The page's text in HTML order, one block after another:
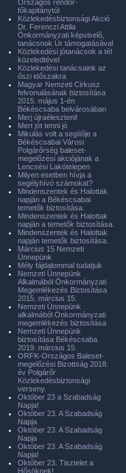
Országos rendőr-
főkapitánytól
Közlekedésbiztonsági Akció
Dr. Ferenczi Attila
Önkormányzati képviselő,
tanácsnok Úr támogatásával
Közlekedési jótanácsok a tél
közeledtével
Közlekedési tanácsaink az
őszi időszakra
Magyar Nemzeti Cirkusz
felvonulásának biztosítása
2015. május 1-én
Békéscsaba belvárosában
Merj újraéleszteni!
Mert jót tenni jó
Mikulás volt a segítője a
Békéscsabai Városi
Polgárőrség baleset-
megelőzési akciójának a
Lencsési Lakótelepen
Milyen esetben hívja a
segélyhívó számokat?
Mindenszentek és Halottak
napján a Békéscsabai
temetők biztosítása.
Mindenszentek és Halottak
napján a temetők biztosítása.
Mindenszentek és Halottak
napján temetők biztosítása.
Március 15 Nemzeti
Ünnepünk
Mély fájdalommal tudatjuk
Nemzeti Ünnepünk
Alkalmából Önkormányzati
Megemlékezés Biztosítása
2015. március 15.
Nemzeti Ünnepünk
alkalmából Önkormányzati
megemlékezés biztosítása
Nemzeti Ünnepünk
biztosítása Békéscsaba
2019. március 15.
ORFK-Országos Baleset-
megelőzési Bizottság 2018.
év Polgárőr
Közlekedésbiztonsági
verseny.
Október 23 a Szabadság
Napja!
Október 23. A Szabadság
Napja
Október 23. A Szabadság
Napja
Október 23. A Szabadság
Napja!
Október 23. Tisztelet a
Hősöknek!